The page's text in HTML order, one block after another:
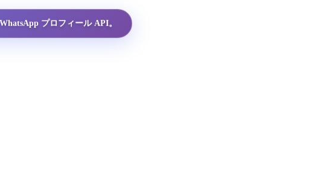
プロフィール API。